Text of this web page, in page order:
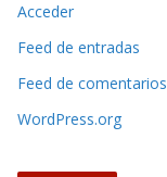
Acceder
Feed de entradas
Feed de comentarios
WordPress.org